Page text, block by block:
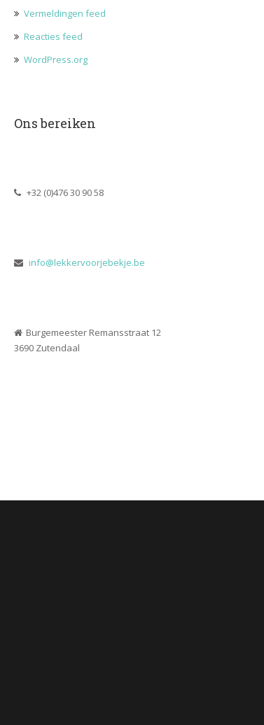
Vermeldingen feed
Reacties feed
WordPress.org
Ons bereiken
+32 (0)476 30 90 58
info@lekkervoorjebekje.be
Burgemeester Remansstraat 12
3690 Zutendaal